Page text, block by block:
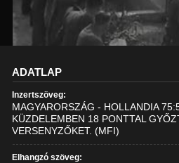
ADATLAP
Inzertszöveg:
MAGYARORSZÁG - HOLLANDIA
KÜZDELEMBEN 18 PONTTAL
VERSENYZŐKET. (MFI)
Elhangzó szöveg: